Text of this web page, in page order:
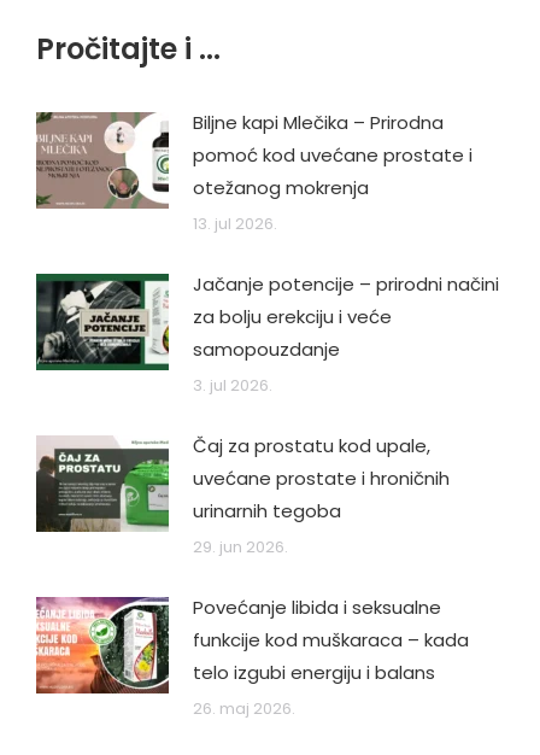
Pročitajte i ...
Biljne kapi Mlečika – Prirodna
pomoć kod uvećane prostate i
otežanog mokrenja
13. jul 2026.
Jačanje potencije – prirodni načini
za bolju erekciju i veće
samopouzdanje
3. jul 2026.
Čaj za prostatu kod upale,
uvećane prostate i hroničnih
urinarnih tegoba
29. jun 2026.
Povećanje libida i seksualne
funkcije kod muškaraca – kada
telo izgubi energiju i balans
26. maj 2026.